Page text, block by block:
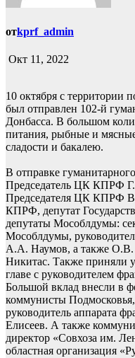
отkprf_admin
Окт 11, 2022
10 октября с территории
был отправлен 102-й
Донбасса. В большом
питания, рыбные и
сладости и бакалею.
В отправке
Председатель ЦК КПРФ
Председателя ЦК КПРФ
КПРФ, депутат
депутаты Мособлдумы:
Мособлдумы,
А.А. Наумов, а также
Никитас. Также приняли
главе с руководителем
Большой вклад внесли в
коммунисты
руководитель аппарата
Елисеев. А также
директор «Совхоза им.
областная организация